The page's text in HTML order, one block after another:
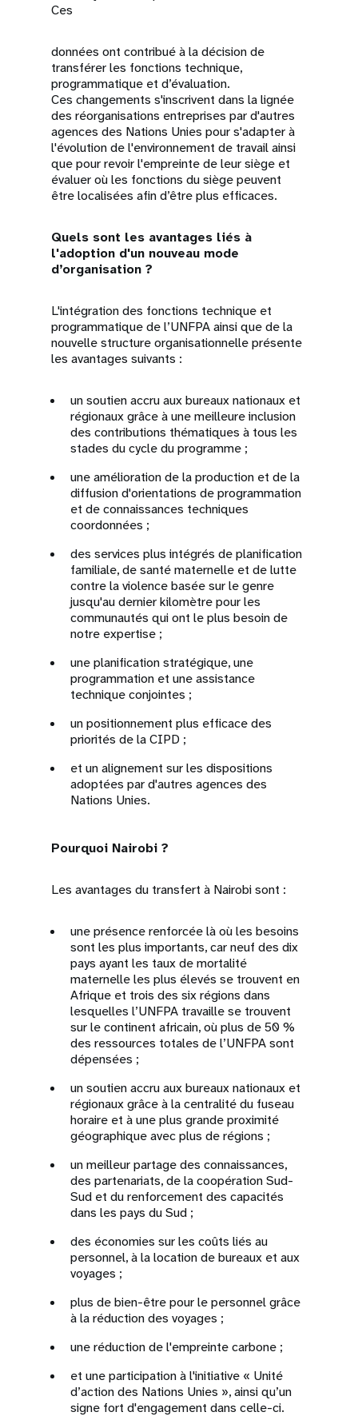
Ces
données ont contribué à la décision de
transférer les fonctions technique,
programmatique et d’évaluation.
Ces changements s'inscrivent dans la lignée
des réorganisations entreprises par d'autres
agences des Nations Unies pour s'adapter à
l'évolution de l'environnement de travail ainsi
que pour revoir l'empreinte de leur siège et
évaluer où les fonctions du siège peuvent
être localisées afin d’être plus efficaces.
Quels sont les avantages liés à
l'adoption d'un nouveau mode
d’organisation ?
L'intégration des fonctions technique et
programmatique de l’UNFPA ainsi que de la
nouvelle structure organisationnelle présente
les avantages suivants :
un soutien accru aux bureaux nationaux et
régionaux grâce à une meilleure inclusion
des contributions thématiques à tous les
stades du cycle du programme ;
une amélioration de la production et de la
diffusion d'orientations de programmation
et de connaissances techniques
coordonnées ;
des services plus intégrés de planification
familiale, de santé maternelle et de lutte
contre la violence basée sur le genre
jusqu'au dernier kilomètre pour les
communautés qui ont le plus besoin de
notre expertise ;
une planification stratégique, une
programmation et une assistance
technique conjointes ;
un positionnement plus efficace des
priorités de la CIPD ;
et un alignement sur les dispositions
adoptées par d'autres agences des
Nations Unies.
Pourquoi Nairobi ?
Les avantages du transfert à Nairobi sont :
une présence renforcée là où les besoins
sont les plus importants, car neuf des dix
pays ayant les taux de mortalité
maternelle les plus élevés se trouvent en
Afrique et trois des six régions dans
lesquelles l’UNFPA travaille se trouvent
sur le continent africain, où plus de 50 %
des ressources totales de l’UNFPA sont
dépensées ;
un soutien accru aux bureaux nationaux et
régionaux grâce à la centralité du fuseau
horaire et à une plus grande proximité
géographique avec plus de régions ;
un meilleur partage des connaissances,
des partenariats, de la coopération Sud-
Sud et du renforcement des capacités
dans les pays du Sud ;
des économies sur les coûts liés au
personnel, à la location de bureaux et aux
voyages ;
plus de bien-être pour le personnel grâce
à la réduction des voyages ;
une réduction de l'empreinte carbone ;
et une participation à l'initiative « Unité
d’action des Nations Unies », ainsi qu’un
signe fort d'engagement dans celle-ci.